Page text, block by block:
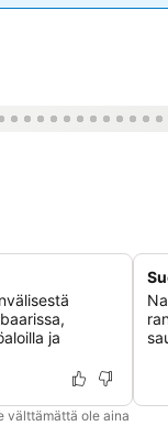
ja
välttämättä ole aina